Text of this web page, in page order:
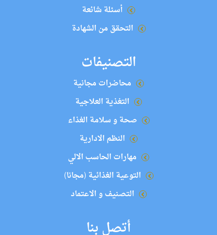
أسئلة شائعة
التحقق من الشهادة
التصنيفات
محاضرات مجانية
التغذية العلاجية
صحة و سلامة الغذاء
النظم الادارية
مهارات الحاسب الالي
التوعية الغذائية (مجانا)
التصنيف و الاعتماد
أتصل بنا